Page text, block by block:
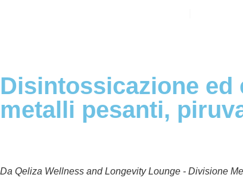
Disintossicazione
metalli pesanti,
Da Qeliza Wellness and Longevity Lounge - Divisione